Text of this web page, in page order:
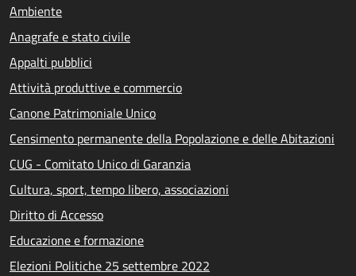
Ambiente
Anagrafe e stato civile
Appalti pubblici
Attività produttive e commercio
Canone Patrimoniale Unico
Censimento permanente della Popolazione e delle Abitazioni
CUG - Comitato Unico di Garanzia
Cultura, sport, tempo libero, associazioni
Diritto di Accesso
Educazione e formazione
Elezioni Politiche 25 settembre 2022